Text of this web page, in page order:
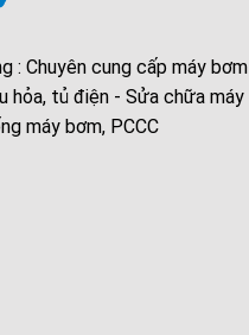
: Chuyên cung cấp máy bơm
hỏa, tủ điện - Sửa chữa máy
máy bơm, PCCC